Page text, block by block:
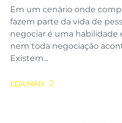
Em um cenário onde
fazem parte da vida de
negociar é uma habilidade
nem toda negociação
Existem...
LEIA MAIS